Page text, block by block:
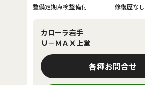
整備定期点検整備付 修復歴なし
カローラ岩手
Ｕ－ＭＡＸ上堂
各種お問合せ